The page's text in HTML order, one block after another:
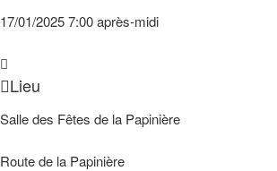
17/01/20257:00 après-midi
Lieu
Salle des Fêtes de la Papinière
Route de la Papinière